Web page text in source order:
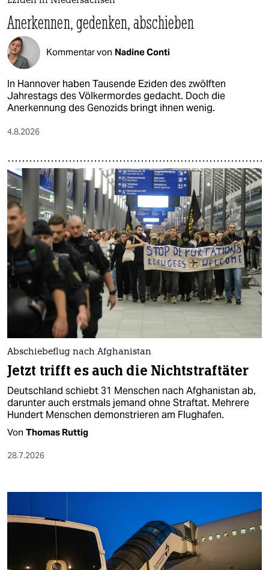
Anerkennen, gedenken, abschieben
Kommentar von Nadine Conti
In Hannover haben Tausende Eziden des zwölften
Jahrestags des Völkermordes gedacht. Doch die
Anerkennung des Genozids bringt ihnen wenig.
4.8.2026
Abschiebeflug nach Afghanistan
Jetzt trifft es auch die Nichtstraftäter
Deutschland schiebt 31 Menschen nach Afghanistan ab,
darunter auch erstmals jemand ohne Straftat. Mehrere
Hundert Menschen demonstrieren am Flughafen.
Von Thomas Ruttig
28.7.2026